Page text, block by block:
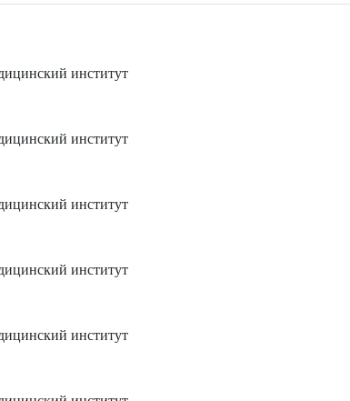
институт
институт
институт
институт
институт